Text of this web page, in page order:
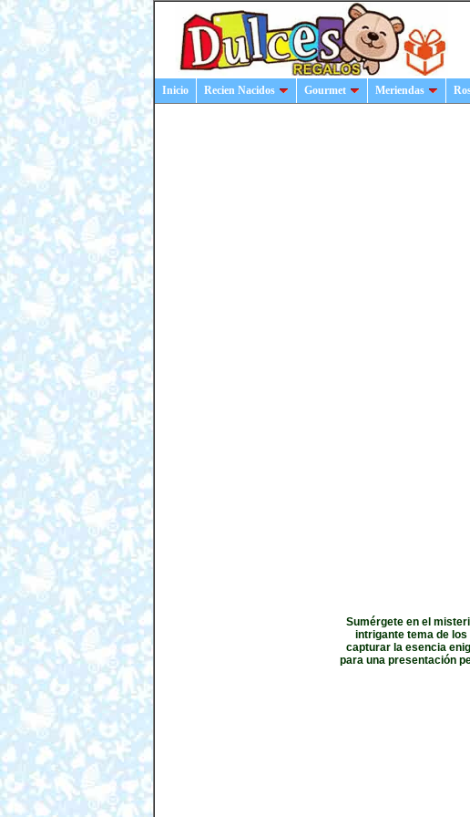
Inicio Recien Nacidos Gourmet Meriendas
Sumérgete en el
intrigante tema de
capturar la esencia
para una presentación